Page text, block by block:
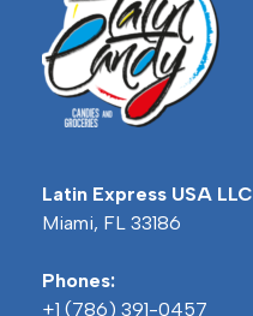
Latin Express USA LLC
Miami, FL 33186
Phones:
+1 (786) 391-0457